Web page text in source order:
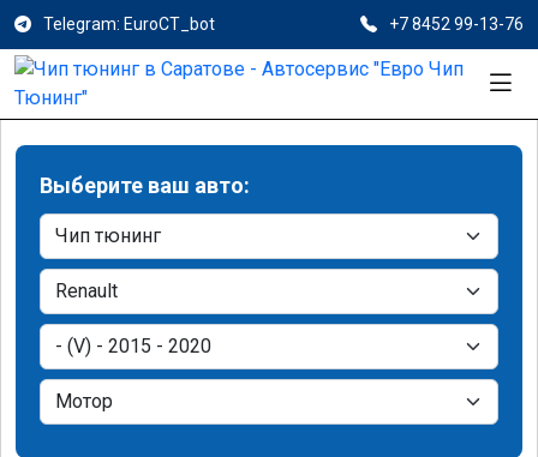
Telegram: EuroCT_bot +7 8452 99-13-76
Выберите ваш авто: